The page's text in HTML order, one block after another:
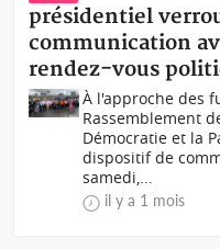
présidentiel
communication
rendez-vous
À l'approche des
Rassemblement
Démocratie et la
dispositif de
samedi,...
il y a 1 mois